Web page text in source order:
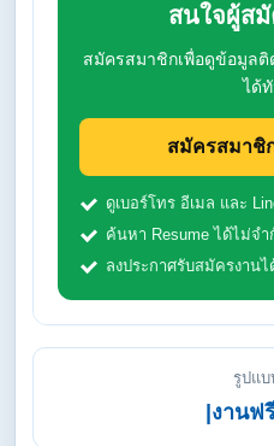
สนใจผู้ส
สมัครสมาชิกเพื่อดูข้อมูล
ได้
สมัครสมาชิ
ดูเบอร์โทร อีเมล และ
ค้นหา Resume ได้ไม่จ
ลงประกาศรับสมัครงานไ
รูปแบ
|งาน